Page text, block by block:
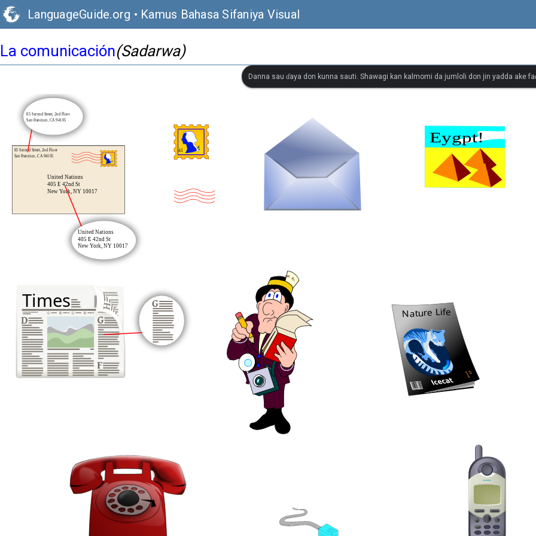
LanguageGuide.org • Kamus Bahasa Sifaniya Visual
La comunicación(Sadarwa)
Danna sau ɗaya don kunna sauti. Shawagi kan kalmomi da jumloli don jin yadda ake